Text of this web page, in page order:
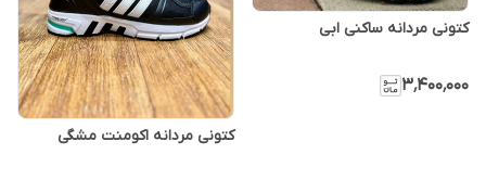
کتونی مردانه ساکنی ابی
۳٬۴۰۰٬۰۰۰
کتونی مردانه اکومنت مشگی